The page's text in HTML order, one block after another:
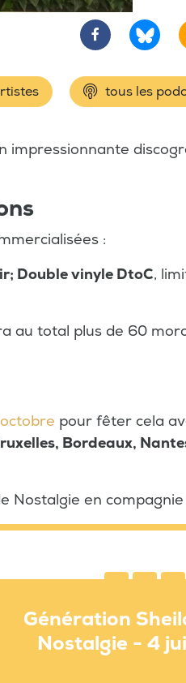
tous les
impressionnante
:
Double vinyle DtoC,
au total plus de 60
pour fêter cela
Bordeaux,
Nostalgie en compagnie
Génération
Nostalgie - 4